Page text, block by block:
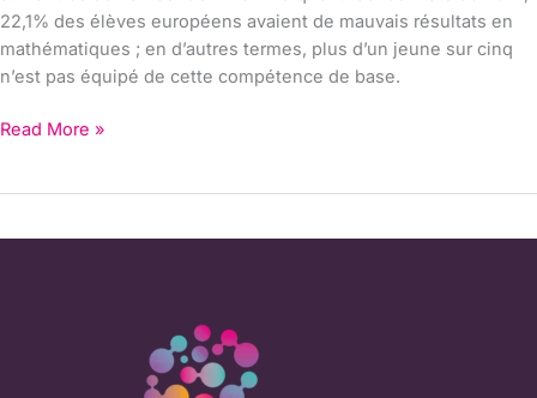
22,1% des élèves européens avaient de mauvais résultats en
mathématiques ; en d’autres termes, plus d’un jeune sur cinq
n’est pas équipé de cette compétence de base.
Read More »